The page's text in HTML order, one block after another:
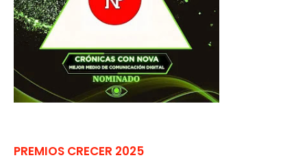
PREMIOS CRECER 2025